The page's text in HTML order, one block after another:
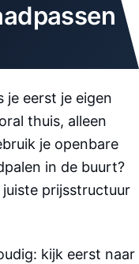
je eerst je eigen
thuis, alleen
je openbare
in de buurt?
juiste prijsstructuur
kijk eerst naar